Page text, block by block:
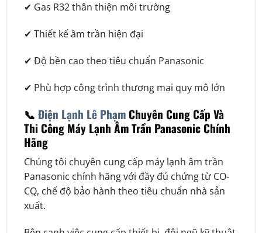
✔ Gas R32 thân thiện môi trường
✔ Thiết kế âm trần hiện đại
✔ Độ bền cao theo tiêu chuẩn Panasonic
✔ Phù hợp công trình thương mại quy mô lớn
📞 Điện Lạnh Lê PhạmChuyên Cung Cấp Và
Thi Công Máy Lạnh Âm Trần Panasonic Chính
Hãng
Chúng tôi chuyên cung cấp máy lạnh âm trần
Panasonic chính hãng với đầy đủ chứng từ CO-
CQ, chế độ bảo hành theo tiêu chuẩn nhà sản
xuất.